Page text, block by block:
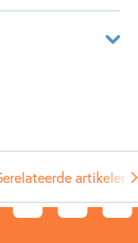
wat er met
artikelen